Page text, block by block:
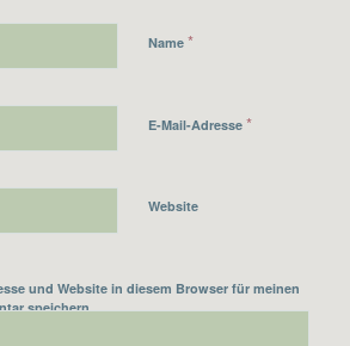
Name *
E-Mail-Adresse *
Website
und Website in diesem Browser für meinen
speichern.